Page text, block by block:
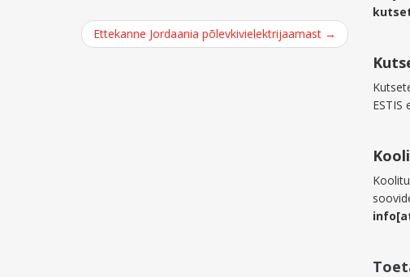
Ettekanne Jordaania põlevkivielektrijaamast →
ESTIS